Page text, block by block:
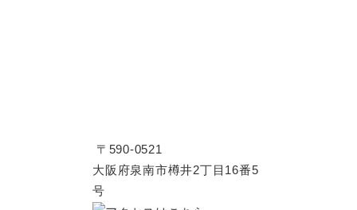
〒590-0521
大阪府泉南市樽井2丁目16番5
号